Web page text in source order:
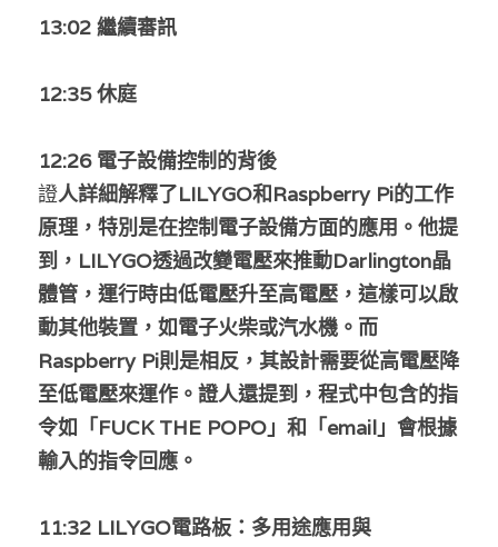
KOL 精選
龔靜儀大律師專欄
陳貴春大律師專欄
陳子遷律師專欄
羅浚軒專欄
溫志倫專欄
汪明欣專欄
莊豪鋒專欄
13:02 繼續審訊
12:35 休庭
12:26 電子設備控制的背後
證人詳細解釋了LILYGO和Raspberry Pi的工作
原理，特別是在控制電子設備方面的應用。他提
到，LILYGO透過改變電壓來推動Darlington晶
體管，運行時由低電壓升至高電壓，這樣可以啟
動其他裝置，如電子火柴或汽水機。而
Raspberry Pi則是相反，其設計需要從高電壓降
至低電壓來運作。證人還提到，程式中包含的指
令如「FUCK THE POPO」和「email」會根據
輸入的指令回應。
11:32 LILYGO電路板：多用途應用與